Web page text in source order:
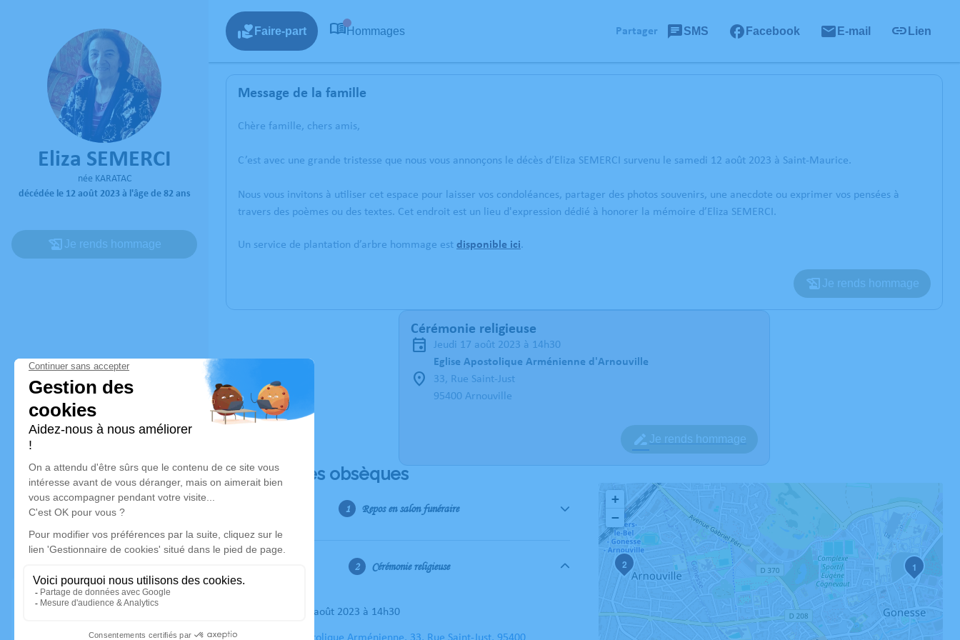
Eliza SEMERCI
née KARATAC
décédée le 12 août 2023 à l'âge de 82 ans
Je rends hommage
Faire-part Hommages Partager SMS Facebook E-mail Lien
Message de la famille
Chère famille, chers amis,
C’est avec une grande tristesse que nous vous annonçons le décès d’Eliza SEMERCI survenu le samedi 12 août 2023 à Saint-Maurice.
Nous vous invitons à utiliser cet espace pour laisser vos condoléances, partager des photos souvenirs, une anecdote ou exprimer vos pensées à
travers des poèmes ou des textes. Cet endroit est un lieu d'expression dédié à honorer la mémoire d’Eliza SEMERCI.
Un service de plantation d’arbre hommage est disponible ici.
Je rends hommage
Cérémonie religieuse
jeudi 17 août 2023 à 14h30
Eglise Apostolique Arménienne d'Arnouville
33, Rue Saint-Just
95400 Arnouville
Je rends hommage
Déroulé des obsèques
Repos en salon funéraire
Cérémonie religieuse
Le jeudi 17 août 2023 à 14h30
1
2
+
−